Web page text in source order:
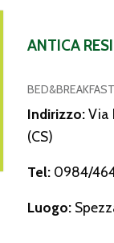
ANTICA
BED&BREAKFAST
Indirizzo:Via
(CS)
Tel: 0984/
Luogo: